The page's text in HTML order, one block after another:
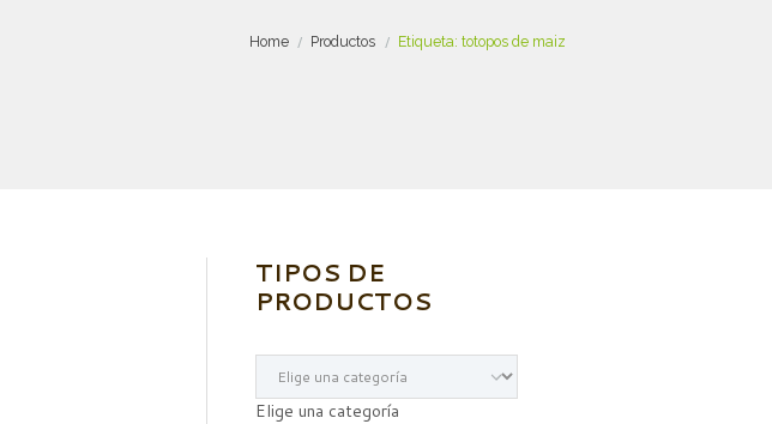
Home Productos Etiqueta: totopos de maiz
TIPOS DE
PRODUCTOS
Elige una categoría